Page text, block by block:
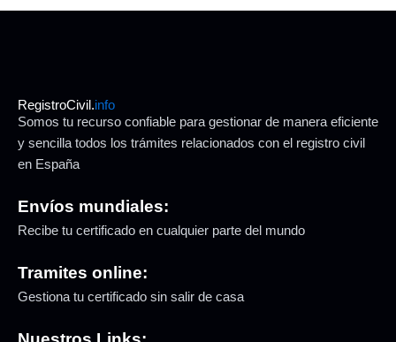
RegistroCivil.info
Somos tu recurso confiable para gestionar de manera eficiente
y sencilla todos los trámites relacionados con el registro civil
en España
Envíos mundiales:
Recibe tu certificado en cualquier parte del mundo
Tramites online:
Gestiona tu certificado sin salir de casa